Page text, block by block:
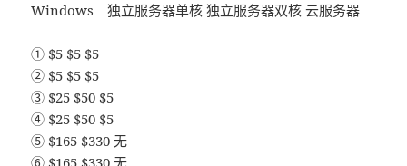
Windows 独立服务器单核 独立服务器双核 云服务器
① $5 $5 $5
② $5 $5 $5
③ $25 $50 $5
④ $25 $50 $5
⑤ $165 $330 无